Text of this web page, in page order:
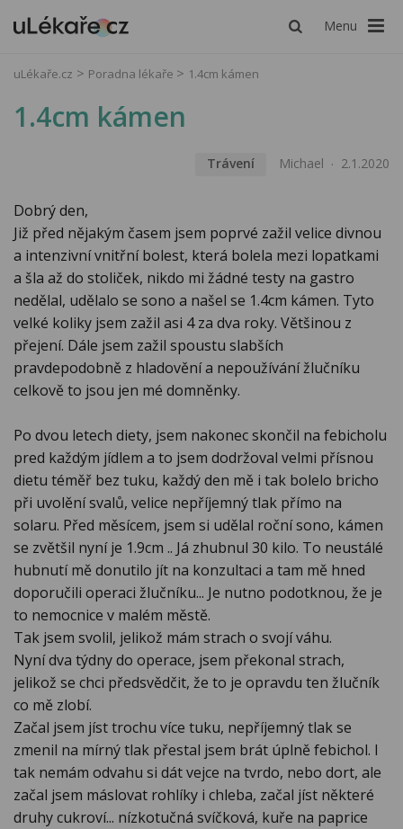
Menu
uLékaře.cz Poradna lékaře 1.4cm kámen
1.4cm kámen
Trávení Michael 2.1.2020
Dobrý den,
Již před nějakým časem jsem poprvé zažil velice divnou
a intenzivní vnitřní bolest, která bolela mezi lopatkami
a šla až do stoliček, nikdo mi žádné testy na gastro
nedělal, udělalo se sono a našel se 1.4cm kámen. Tyto
velké koliky jsem zažil asi 4 za dva roky. Většinou z
přejení. Dále jsem zažil spoustu slabších
pravdepodobně z hladovění a nepoužívání žlučníku
celkově to jsou jen mé domněnky.
Po dvou letech diety, jsem nakonec skončil na febicholu
pred každým jídlem a to jsem dodržoval velmi přísnou
dietu téměř bez tuku, každý den mě i tak bolelo bricho
při uvolění svalů, velice nepříjemný tlak přímo na
solaru. Před měsícem, jsem si udělal roční sono, kámen
se zvětšil nyní je 1.9cm .. Já zhubnul 30 kilo. To neustálé
hubnutí mě donutilo jít na konzultaci a tam mě hned
doporučili operaci žlučníku... Je nutno podotknou, že je
to nemocnice v malém městě.
Tak jsem svolil, jelikož mám strach o svojí váhu.
Nyní dva týdny do operace, jsem překonal strach,
jelikož se chci předsvědčit, že to je opravdu ten žlučník
co mě zlobí.
Začal jsem jíst trochu více tuku, nepříjemný tlak se
zmenil na mírný tlak přestal jsem brát úplně febichol. I
tak nemám odvahu si dát vejce na tvrdo, nebo dort, ale
začal jsem máslovat rohlíky i chleba, začal jíst některé
druhy cukroví... nízkotučná svíčková, kuře na paprice